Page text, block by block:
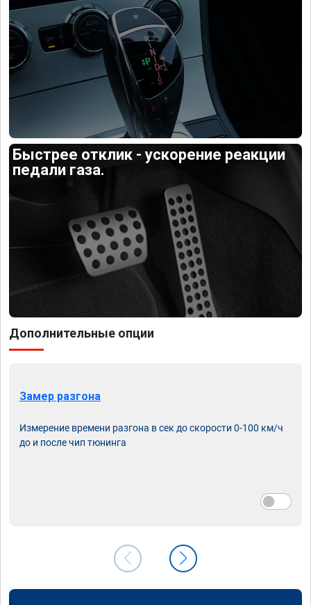
Быстрее отклик - ускорение реакции
педали газа.
Дополнительные опции
Замер разгона
Измерение времени разгона в сек до скорости 0-100 км/ч
до и после чип тюнинга